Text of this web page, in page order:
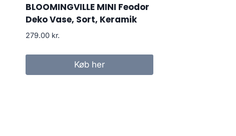
BLOOMINGVILLE MINI Feodor
Deko Vase, Sort, Keramik
279.00 kr.
Køb her